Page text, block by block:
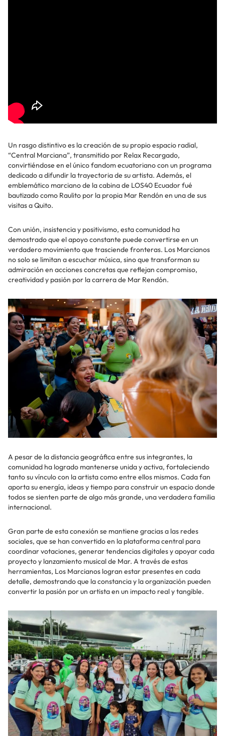
Un rasgo distintivo es la creación de su propio espacio radial,
“Central Marciana”, transmitido por Relax Recargado,
convirtiéndose en el único fandom ecuatoriano con un programa
dedicado a difundir la trayectoria de su artista. Además, el
emblemático marciano de la cabina de LOS40 Ecuador fué
bautizado como Raulito por la propia Mar Rendón en una de sus
visitas a Quito.
Con unión, insistencia y positivismo, esta comunidad ha
demostrado que el apoyo constante puede convertirse en un
verdadero movimiento que trasciende fronteras. Los Marcianos
no solo se limitan a escuchar música, sino que transforman su
admiración en acciones concretas que reflejan compromiso,
creatividad y pasión por la carrera de Mar Rendón.
A pesar de la distancia geográfica entre sus integrantes, la
comunidad ha logrado mantenerse unida y activa, fortaleciendo
tanto su vínculo con la artista como entre ellos mismos. Cada fan
aporta su energía, ideas y tiempo para construir un espacio donde
todos se sienten parte de algo más grande, una verdadera familia
internacional.
Gran parte de esta conexión se mantiene gracias a las redes
sociales, que se han convertido en la plataforma central para
coordinar votaciones, generar tendencias digitales y apoyar cada
proyecto y lanzamiento musical de Mar. A través de estas
herramientas, Los Marcianos logran estar presentes en cada
detalle, demostrando que la constancia y la organización pueden
convertir la pasión por un artista en un impacto real y tangible.